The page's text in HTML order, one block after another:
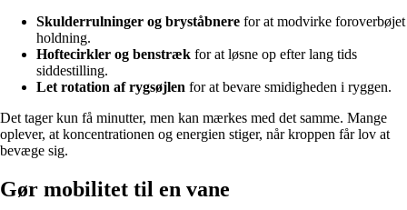
Skulderrulninger og bryståbnere for at modvirke foroverbøjet
holdning.
Hoftecirkler og benstræk for at løsne op efter lang tids
siddestilling.
Let rotation af rygsøjlen for at bevare smidigheden i ryggen.
Det tager kun få minutter, men kan mærkes med det samme. Mange
oplever, at koncentrationen og energien stiger, når kroppen får lov at
bevæge sig.
Gør mobilitet til en vane